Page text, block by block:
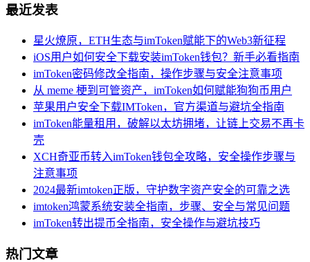
最近发表
星火燎原，ETH生态与imToken赋能下的Web3新征程
iOS用户如何安全下载安装imToken钱包？新手必看指南
imToken密码修改全指南，操作步骤与安全注意事项
从 meme 梗到可管资产，imToken如何赋能狗狗币用户
苹果用户安全下载IMToken，官方渠道与避坑全指南
imToken能量租用，破解以太坊拥堵，让链上交易不再卡
壳
XCH奇亚币转入imToken钱包全攻略，安全操作步骤与
注意事项
2024最新imtoken正版，守护数字资产安全的可靠之选
imtoken鸿蒙系统安装全指南，步骤、安全与常见问题
imToken转出提币全指南，安全操作与避坑技巧
热门文章